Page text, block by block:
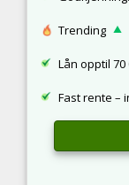
Trending
Lån opptil 70
Fast rente –